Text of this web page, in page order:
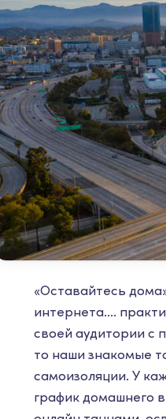
«Оставайтесь
интернета....
своей аудитории с
то наши знакомые
самоизоляции. У
график домашнего